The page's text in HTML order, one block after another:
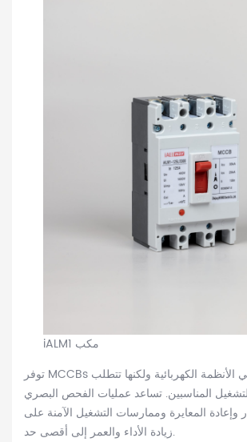
iALM1 مكب
توفر MCCBs حماية قيمة في الأنظمة الكهربائية ولكنها تتطلب
المناسبين. تساعد عمليات الفحص البصري
وإعادة المعايرة وممارسات التشغيل الآمنة على
زيادة الأداء والعمر إلى أقصى حد.